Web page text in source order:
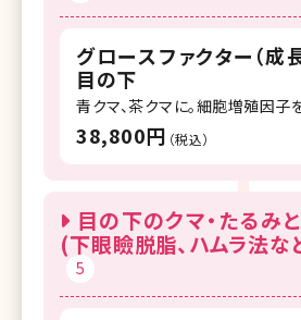
グロースファクター（成
目の下
青クマ、茶クマに。細胞増殖因子
38,800円 （税込）
目の下のクマ・たるみ
(下眼瞼脱脂、ハムラ法な
5